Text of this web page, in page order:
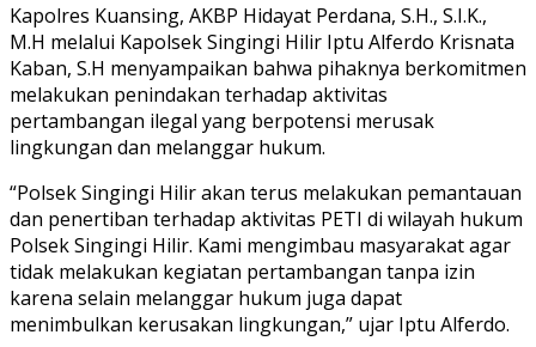
Kapolres Kuansing, AKBP Hidayat Perdana, S.H., S.I.K.,
M.H melalui Kapolsek Singingi Hilir Iptu Alferdo Krisnata
Kaban, S.H menyampaikan bahwa pihaknya berkomitmen
melakukan penindakan terhadap aktivitas
pertambangan ilegal yang berpotensi merusak
lingkungan dan melanggar hukum.
“Polsek Singingi Hilir akan terus melakukan pemantauan
dan penertiban terhadap aktivitas PETI di wilayah hukum
Polsek Singingi Hilir. Kami mengimbau masyarakat agar
tidak melakukan kegiatan pertambangan tanpa izin
karena selain melanggar hukum juga dapat
menimbulkan kerusakan lingkungan,” ujar Iptu Alferdo.